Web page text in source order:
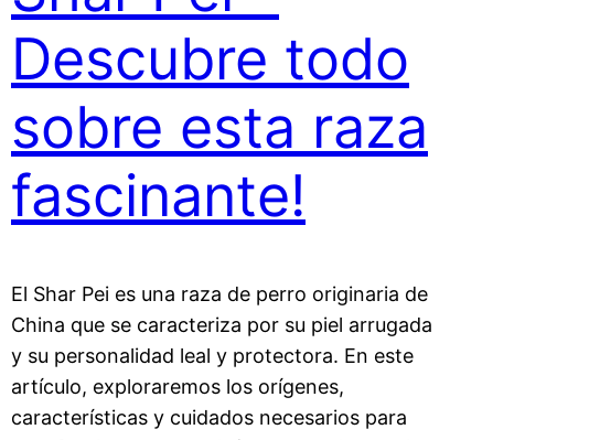
Descubre todo
sobre esta raza
fascinante!
El Shar Pei es una raza de perro originaria de
China que se caracteriza por su piel arrugada
y su personalidad leal y protectora. En este
artículo, exploraremos los orígenes,
características y cuidados necesarios para